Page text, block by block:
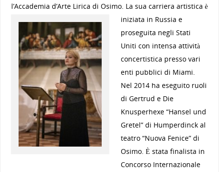
l’Accademia d’Arte Lirica di Osimo. La sua carriera artistica è
iniziata in Russia e
proseguita negli Stati
Uniti con intensa attività
concertistica presso vari
enti pubblici di Miami.
Nel 2014 ha eseguito ruoli
di Gertrud e Die
Knusperhexe “Hansel und
Gretel” di Humperdinck al
teatro “Nuova Fenice” di
Osimo. È stata finalista in
Concorso Internazionale